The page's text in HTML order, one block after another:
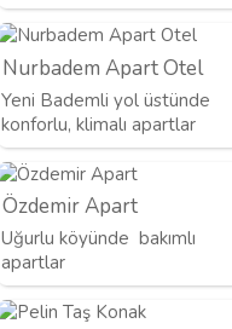
Nurbadem Apart Otel
Yeni Bademli yol üstünde
konforlu, klimalı apartlar
Özdemir Apart
Uğurlu köyünde bakımlı
apartlar